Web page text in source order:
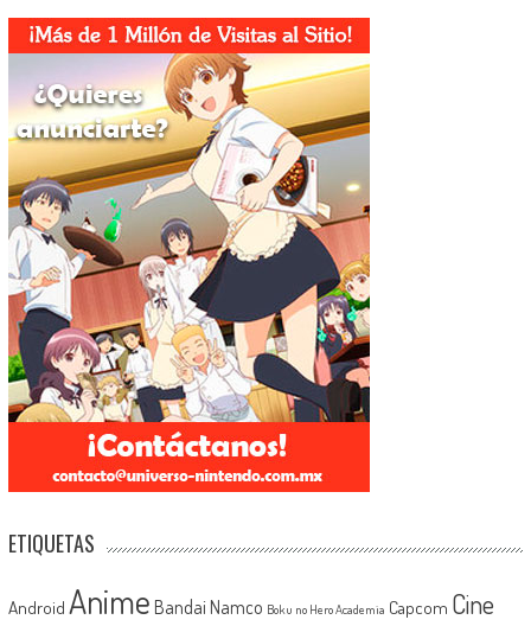
ETIQUETAS
Android Anime Bandai Namco Boku no Hero Academia Capcom Cine